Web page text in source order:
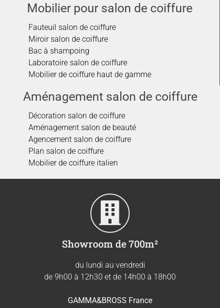
Mobilier pour salon de coiffure
Fauteuil salon de coiffure
Miroir salon de coiffure
Bac à shampoing
Laboratoire salon de coiffure
Mobilier de coiffure haut de gamme
Aménagement salon de coiffure
Décoration salon de coiffure
Aménagement salon de beauté
Agencement salon de coiffure
Plan salon de coiffure
Mobilier de coiffure italien
Showroom de 700m²
du lundi au vendredi
de 9h00 à 12h30 et de 14h00 à 18h00
GAMMA&BROSS France